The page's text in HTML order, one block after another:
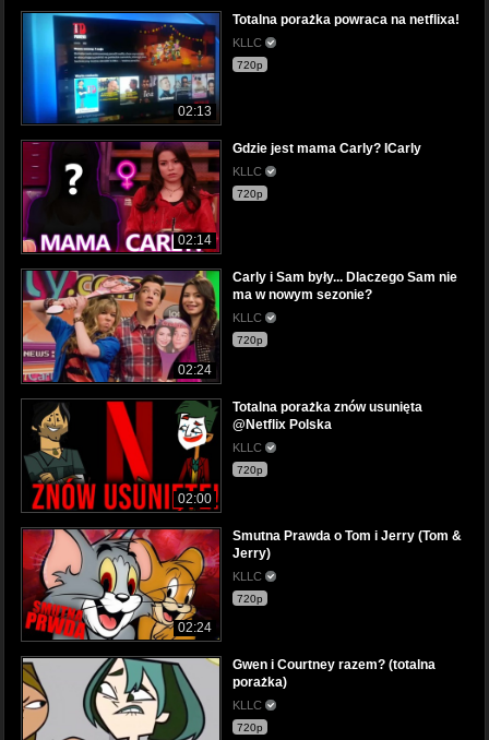
02:13
Totalna porażka powraca na netflixa!
KLLC
720p
02:14
Gdzie jest mama Carly? ICarly
KLLC
720p
02:24
Carly i Sam były... Dlaczego Sam nie
ma w nowym sezonie?
KLLC
720p
02:00
Totalna porażka znów usunięta
@Netflix Polska
KLLC
720p
02:24
Smutna Prawda o Tom i Jerry (Tom &
Jerry)
KLLC
720p
Gwen i Courtney razem? (totalna
porażka)
KLLC
720p